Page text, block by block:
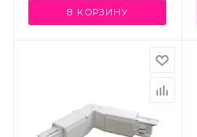
В КОРЗИНУ